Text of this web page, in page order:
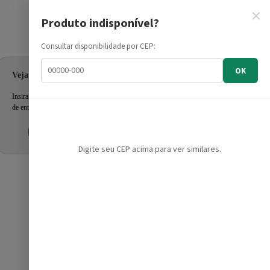
Informe seu CEP
Veja as ofertas para seu endereço!
Insira seu CEP e confira a disponibilidade dos produtos e prazo
de entrega.
×
Produto indisponível?
Consultar disponibilidade por CEP:
OK
Digite seu CEP acima para ver similares.